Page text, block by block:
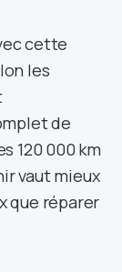
cette
les
de
120 000 km
vaut mieux
que réparer